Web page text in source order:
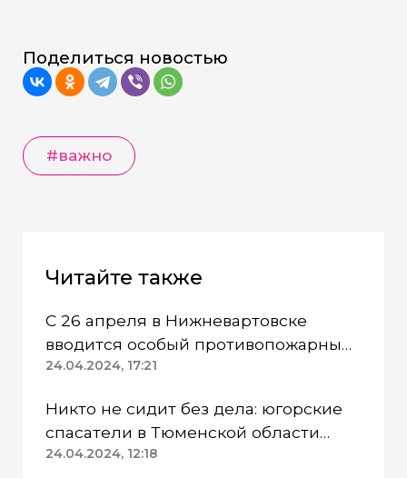
Поделиться новостью
#важно
Читайте также
С 26 апреля в Нижневартовске
вводится особый противопожарный
режим
24.04.2024, 17:21
Никто не сидит без дела: югорские
спасатели в Тюменской области
работают в две смены
24.04.2024, 12:18